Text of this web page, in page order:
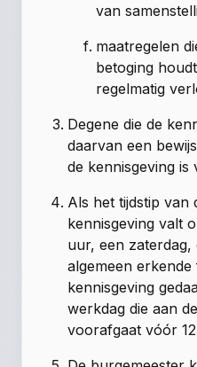
van
maatregelen
betoging
regelmatig
Degene die de
daarvan een
de kennisgeving is
Als het tijdstip van
kennisgeving valt
uur, een
algemeen
kennisgeving
werkdag die aan
voorafgaat vóór